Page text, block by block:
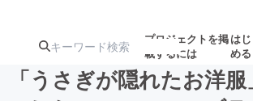
プロジェクトを掲
載するには
はじ
める
「うさぎが隠れたお洋